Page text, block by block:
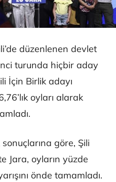
düzenlenen devlet
turunda hiçbir aday
İçin Birlik adayı
oyları alarak
göre, Şili
Jara, oyların yüzde
önde tamamladı.